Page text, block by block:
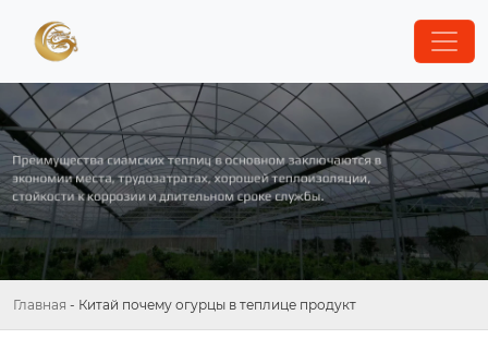
Главная - Китай почему огурцы в теплице продукт